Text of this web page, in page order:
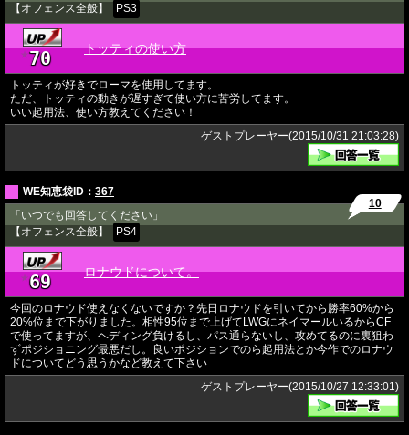
【オフェンス全般】
PS3
★70 トッティの使い方
トッティが好きでローマを使用してます。
ただ、トッティの動きが遅すぎて使い方に苦労してます。
いい起用法、使い方教えてください！
ゲストプレーヤー(2015/10/31 21:03:28)
WE知恵袋ID： 367
「いつでも回答してください」
【オフェンス全般】
PS4
10
★69 ロナウドについて。
今回のロナウド使えなくないですか？先日ロナウドを引いてから勝率60%から
20%位まで下がりました。相性95位まで上げてLWGにネイマールいるからCF
で使ってますが、ヘディング負けるし、パス通らないし、攻めてるのに裏狙わ
ずポジショニング最悪だし。良いポジションでのら起用法とか今作でのロナウ
ドについてどう思うかなど教えて下さい
ゲストプレーヤー(2015/10/27 12:33:01)